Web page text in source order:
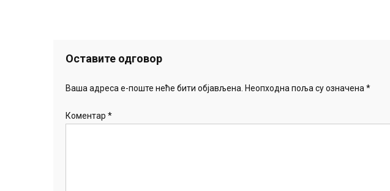
Оставите одговор
Ваша адреса е-поште неће бити објављена. Неопходна поља су означена*
Коментар *